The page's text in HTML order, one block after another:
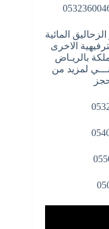
المائية
الاخرى
بالريـاض
لمزيد من